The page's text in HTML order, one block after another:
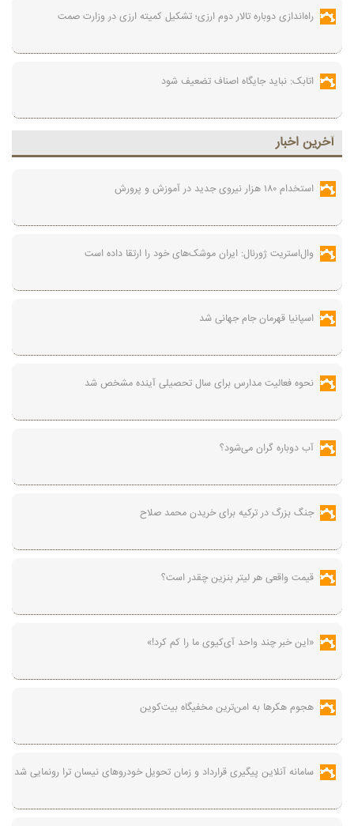
راه‌اندازی دوباره تالار دوم ارزی؛ تشکیل کمیته ارزی در وزارت صمت
اتابک: نباید جایگاه اصناف تضعیف شود
آخرين اخبار
استخدام ۱۸۰ هزار نیروی جدید در آموزش‌ و پرورش
وال‌استریت ژورنال: ایران موشک‌های خود را ارتقا داده است
اسپانیا قهرمان جام جهانی شد
نحوه فعالیت مدارس برای سال تحصیلی آینده مشخص شد
آب دوباره گران می‌شود؟
جنگ بزرگ در ترکیه برای خریدن محمد صلاح
قیمت واقعی هر لیتر بنزین چقدر است؟
«این خبر چند واحد آی‌کیوی ما را کم کرد!»
هجوم هکرها به امن‌ترین مخفیگاه بیت‌کوین
سامانه آنلاین پیگیری قرارداد‌ و زمان تحویل خودرو‌های نیسان ترا رونمایی شد